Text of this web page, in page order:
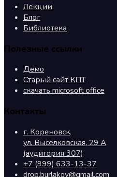
Лекции
Блог
Библиотека
Полезные ссылки
Демо
Старый сайт КПТ
скачать microsoft office
Контакты
г. Кореновск,
ул. Выселковская, 29 А
(аудитория 307)
+7 (999) 633-13-37
drop.burlakov@gmail.com